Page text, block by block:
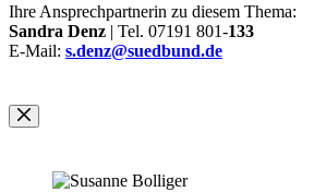
Ihre Ansprechpartnerin zu diesem Thema:
Sandra Denz | Tel. 07191 801-133
E-Mail: s.denz@suedbund.de